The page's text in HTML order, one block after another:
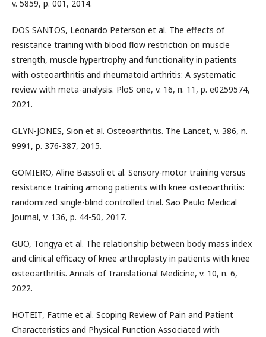
v. 5859, p. 001, 2014.
DOS SANTOS, Leonardo Peterson et al. The effects of
resistance training with blood flow restriction on muscle
strength, muscle hypertrophy and functionality in patients
with osteoarthritis and rheumatoid arthritis: A systematic
review with meta-analysis. PloS one, v. 16, n. 11, p. e0259574,
2021.
GLYN-JONES, Sion et al. Osteoarthritis. The Lancet, v. 386, n.
9991, p. 376-387, 2015.
GOMIERO, Aline Bassoli et al. Sensory-motor training versus
resistance training among patients with knee osteoarthritis:
randomized single-blind controlled trial. Sao Paulo Medical
Journal, v. 136, p. 44-50, 2017.
GUO, Tongya et al. The relationship between body mass index
and clinical efficacy of knee arthroplasty in patients with knee
osteoarthritis. Annals of Translational Medicine, v. 10, n. 6,
2022.
HOTEIT, Fatme et al. Scoping Review of Pain and Patient
Characteristics and Physical Function Associated with